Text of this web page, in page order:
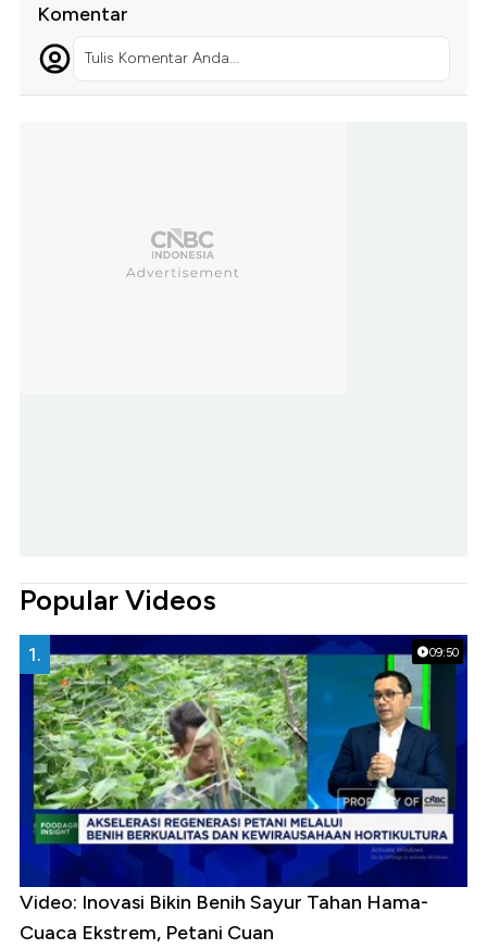
Komentar
Tulis Komentar Anda...
Popular Videos
09:50
1.
Video: Inovasi Bikin Benih Sayur Tahan Hama-
Cuaca Ekstrem, Petani Cuan